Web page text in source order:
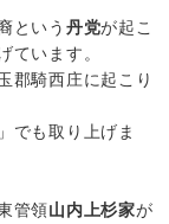
という 丹党が起こ
ています。
郡騎西庄に起こり
でも取り上げま
管領山内上杉家が